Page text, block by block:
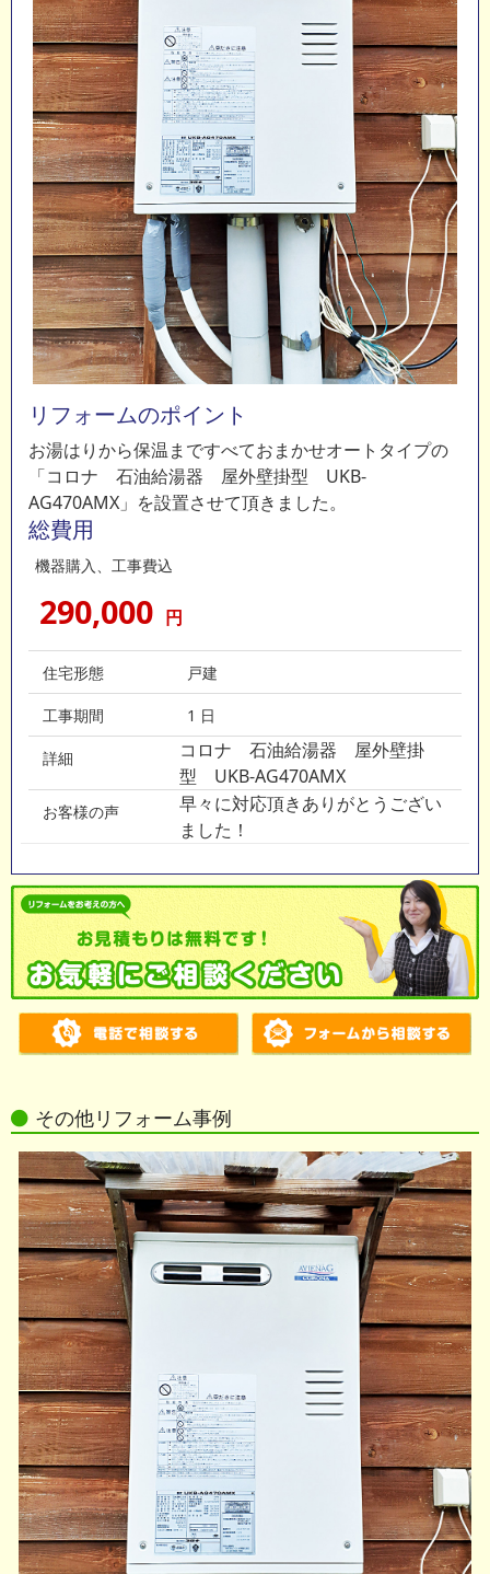
リフォームのポイント
お湯はりから保温まですべておまかせオートタイプの
「コロナ 石油給湯器 屋外壁掛型 UKB-
AG470AMX」を設置させて頂きました。
総費用
機器購入、工事費込
290,000 円
住宅形態 戸建
工事期間 1 日
詳細
コロナ 石油給湯器 屋外壁掛
型 UKB-AG470AMX
お客様の声
早々に対応頂きありがとうござい
ました！
その他リフォーム事例